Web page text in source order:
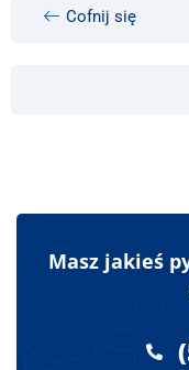
Cofnij się
Masz jakieś